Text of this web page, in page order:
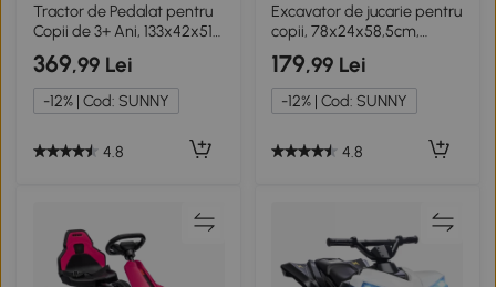
Tractor de Pedalat pentru
Copii de 3+ Ani, 133x42x51
cm, Galben
369,99 Lei
-12% | Cod: SUNNY
4.8
Excavator de jucarie pentru
copii, 78x24x58,5cm,
galben
179,99 Lei
-12% | Cod: SUNNY
4.8